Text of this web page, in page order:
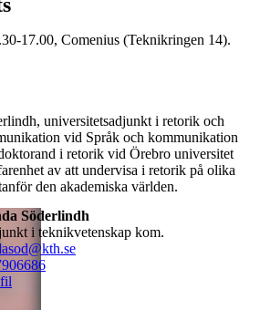
17.00, Comenius (Teknikringen 14).
universitetsadjunkt i retorik och
vid Språk och kommunikation
i retorik vid Örebro universitet
av att undervisa i retorik på olika
den akademiska världen.
Söderlindh
i teknikvetenskap kom.
6686